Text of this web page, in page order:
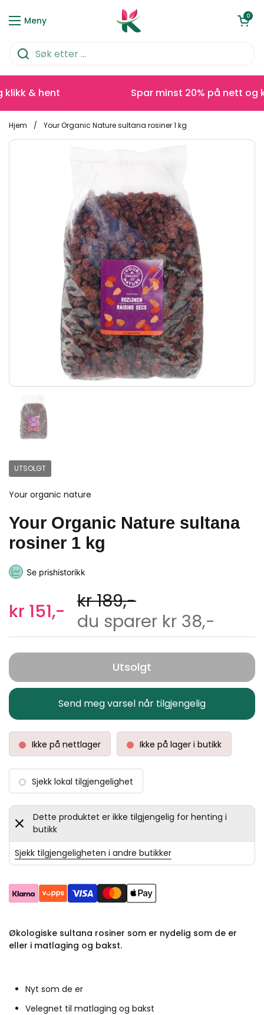
Meny
Åpen0
& hent Spar minst 20% på nett og
Hjem / Your Organic Nature sultana rosiner 1 kg
UTSOLGT
Your organic nature
Your Organic Nature sultana
rosiner 1 kg
Se prishistorikk
kr 151,- kr 189,-
du sparer kr 38,-
Utsolgt
Send meg varsel når tilgjengelig
Ikke på nettlager Ikke på lager i butikk
Sjekk lokal tilgjengelighet
Dette produktet er ikke tilgjengelig for henting i
butikk
Sjekk tilgjengeligheten i andre butikker
Økologiske sultana rosiner som er nydelig som de er
eller i matlaging og bakst.
Nyt som de er
Velegnet til matlaging og bakst